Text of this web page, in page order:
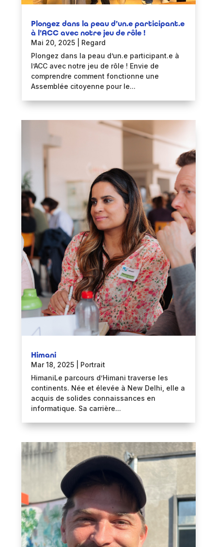
Plongez dans la peau d’un.e participant.e
à l’ACC avec notre jeu de rôle !
Mai 20, 2025| Regard
Plongez dans la peau d’un.e participant.e à
l’ACC avec notre jeu de rôle ! Envie de
comprendre comment fonctionne une
Assemblée citoyenne pour le...
Himani
Mar 18, 2025| Portrait
HimaniLe parcours d’Himani traverse les
continents. Née et élevée à New Delhi, elle a
acquis de solides connaissances en
informatique. Sa carrière...